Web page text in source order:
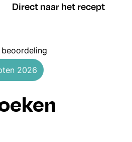
Direct naar het recept
beoordeling
2026